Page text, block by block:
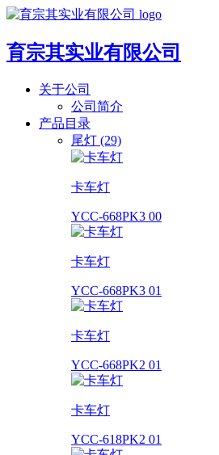
育宗其实业有限公司
关于公司
公司简介
产品目录
尾灯 (29)
卡车灯
YCC-668PK3 00
卡车灯
YCC-668PK3 01
卡车灯
YCC-668PK2 01
卡车灯
YCC-618PK2 01